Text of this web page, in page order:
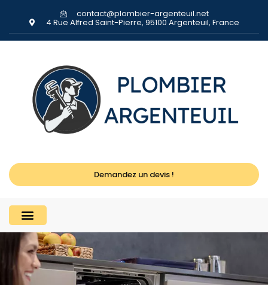
contact@plombier-argenteuil.net
4 Rue Alfred Saint-Pierre, 95100 Argenteuil, France
Demandez un devis !